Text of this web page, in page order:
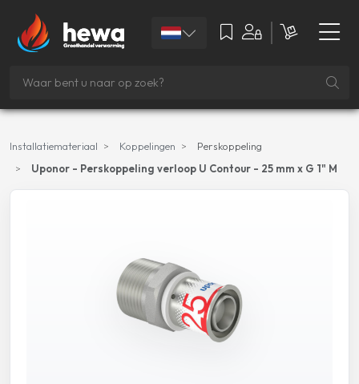
Installatiemateriaal Koppelingen
Perskoppeling
Uponor - Perskoppeling verloop U Contour - 25 mm x G 1" M